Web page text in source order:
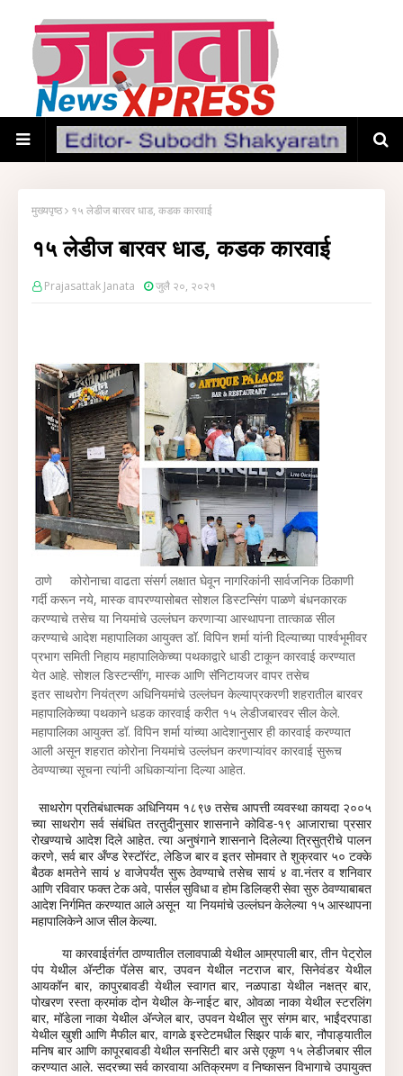
मुख्यपृष्ठ १५ लेडीज बारवर धाड, कडक कारवाई
१५ लेडीज बारवर धाड, कडक कारवाई
Prajasattak Janata जुलै २०, २०२१
ठाणे
कोरोनाचा वाढता संसर्ग लक्षात घेवून नागरिकांनी सार्वजनिक ठिकाणी
गर्दी करून नये, मास्क वापरण्यासोबत सोशल डिस्टन्सिंग पाळणे बंधनकारक
करण्याचे तसेच या नियमांचे उल्लंघन करणाऱ्या आस्थापना तात्काळ सील
करण्याचे आदेश महापालिका आयुक्त डॉ. विपिन शर्मा यांनी दिल्याच्या पार्श्वभूमीवर
प्रभाग समिती निहाय महापालिकेच्या पथकाद्वारे धाडी टाकून कारवाई करण्यात
येत आहे. सोशल डिस्टन्सींग, मास्क आणि सॅनिटायजर वापर तसेच
इतर साथरोग नियंत्रण अधिनियमांचे उल्लंघन केल्याप्रकरणी शहरातील बारवर
महापालिकेच्या पथकाने धडक कारवाई करीत १५ लेडीजबारवर सील केले.
महापालिका आयुक्त डॉ. विपिन शर्मा यांच्या आदेशानुसार ही कारवाई करण्यात
आली असून शहरात कोरोना नियमांचे उल्लंघन करणाऱ्यांवर कारवाई सुरूच
ठेवण्याच्या सूचना त्यांनी अधिकाऱ्यांना दिल्या आहेत.
साथरोग प्रतिबंधात्मक अधिनियम १८९७ तसेच आपत्ती व्यवस्था कायदा २००५
च्या साथरोग सर्व संबंधित तरतुदीनुसार शासनाने कोविड-१९ आजाराचा प्रसार
रोखण्याचे आदेश दिले आहेत. त्या अनुषंगाने शासनाने दिलेल्या त्रिसुत्रीचे पालन
करणे, सर्व बार अँण्ड रेस्टॉरंट, लेडिज बार व इतर सोमवार ते शुक्रवार ५० टक्के
बैठक क्षमतेने सायं ४ वाजेपर्यंत सुरू ठेवण्याचे तसेच सायं ४ वा.नंतर व शनिवार
आणि रविवार फक्त टेक अवे, पार्सल सुविधा व होम डिलिव्हरी सेवा सुरु ठेवण्याबाबत
आदेश निर्गमित करण्यात आले असून या नियमांचे उल्लंघन केलेल्या १५ आस्थापना
महापालिकेने आज सील केल्या.
या कारवाईतंर्गत ठाण्यातील तलावपाळी येथील आम्रपाली बार, तीन पेट्रोल
पंप येथील अ‍ॅन्टीक पॅलेस बार, उपवन येथील नटराज बार, सिनेवंडर येथील
आयकॉन बार, कापुरबावडी येथील स्वागत बार, नळपाडा येथील नक्षत्र बार,
पोखरण रस्ता क्रमांक दोन येथील के-नाईट बार, ओवळा नाका येथील स्टरलिंग
बार, मॉडेला नाका येथील अ‍ॅन्जेल बार, उपवन येथील सुर संगम बार, भाईंदरपाडा
येथील खुशी आणि मैफील बार, वागळे इस्टेटमधील सिझर पार्क बार, नौपाड्यातील
मनिष बार आणि कापूरबावडी येथील सनसिटी बार असे एकूण १५ लेडीजबार सील
करण्यात आले. सदरच्या सर्व कारवाया अतिक्रमण व निष्कासन विभागाचे उपायुक्त